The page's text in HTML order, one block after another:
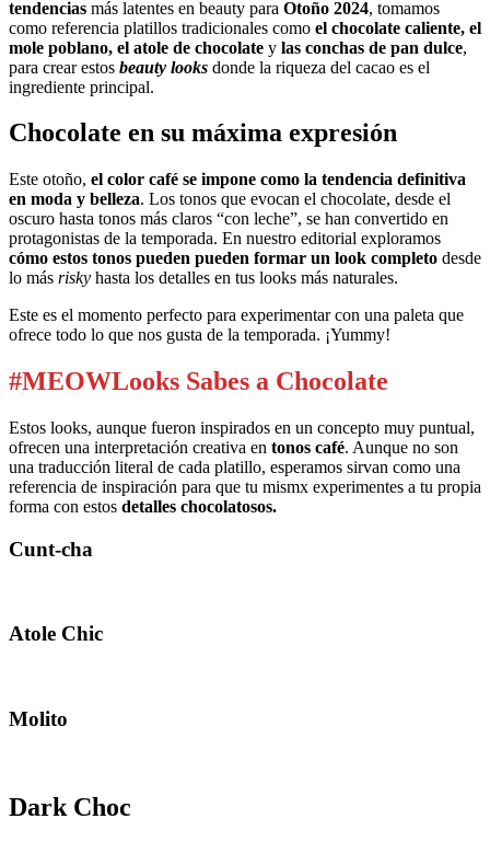
tendencias más latentes en beauty para Otoño 2024, tomamos
como referencia platillos tradicionales como el chocolate caliente, el
mole poblano, el atole de chocolate y las conchas de pan dulce,
para crear estos beauty looks donde la riqueza del cacao es el
ingrediente principal.
Chocolate en su máxima expresión
Este otoño, el color café se impone como la tendencia definitiva
en moda y belleza. Los tonos que evocan el chocolate, desde el
oscuro hasta tonos más claros “con leche”, se han convertido en
protagonistas de la temporada. En nuestro editorial exploramos
cómo estos tonos pueden pueden formar un look completo desde
lo más risky hasta los detalles en tus looks más naturales.
Este es el momento perfecto para experimentar con una paleta que
ofrece todo lo que nos gusta de la temporada. ¡Yummy!
#MEOWLooks Sabes a Chocolate
Estos looks, aunque fueron inspirados en un concepto muy puntual,
ofrecen una interpretación creativa en tonos café. Aunque no son
una traducción literal de cada platillo, esperamos sirvan como una
referencia de inspiración para que tu mismx experimentes a tu propia
forma con estos detalles chocolatosos.
Cunt-cha
Atole Chic
Molito
Dark Choc